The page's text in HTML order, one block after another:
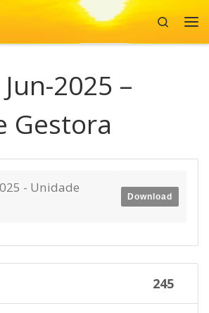
Search
2025 –
Gestora
- Unidade
Download
245